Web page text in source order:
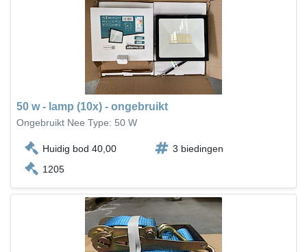
50 w - lamp (10x) - ongebruikt
Ongebruikt Nee Type: 50 W
Huidig bod 40,00
3 biedingen
1205